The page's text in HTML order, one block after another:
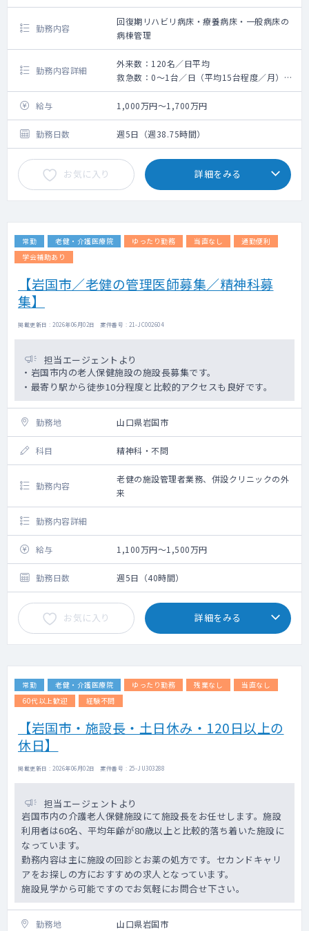
勤務内容
回復期リハビリ病床・療養病床・一般病床の
病棟管理
勤務内容詳細
外来数：120名／日平均
救急数：0～1台／日（平均15台程度／月）
手術数：平均4例程度／月
給与
1,000万円～1,700万円
勤務日数 週5日（週38.75時間）
お気に入り 詳細をみる
常勤 老健・介護医療院 ゆったり勤務 当直なし
通勤便利
学会補助あり
【岩国市／老健の管理医師募集／精神科募
集】
掲載更新日 : 2026年06月02日 案件番号 : 21-JC002604
担当エージェントより
・岩国市内の老人保健施設の施設長募集です。
・最寄り駅から徒歩10分程度と比較的アクセスも良好です。
勤務地 山口県岩国市
科目 精神科・不問
勤務内容
老健の施設管理者業務、併設クリニックの外
来
勤務内容詳細
給与 1,100万円～1,500万円
勤務日数 週5日（40時間）
お気に入り 詳細をみる
常勤 老健・介護医療院 ゆったり勤務 残業なし
当直なし
60代以上歓迎
経験不問
【岩国市・施設長・土日休み・120日以上の
休日】
掲載更新日 : 2026年06月02日 案件番号 : 25-JU303288
担当エージェントより
岩国市内の介護老人保健施設にて施設長をお任せします。施設
利用者は60名、平均年齢が80歳以上と比較的落ち着いた施設に
なっています。
勤務内容は主に施設の回診とお薬の処方です。セカンドキャリ
アをお探しの方におすすめの求人となっています。
施設見学から可能ですのでお気軽にお問合せ下さい。
勤務地 山口県岩国市